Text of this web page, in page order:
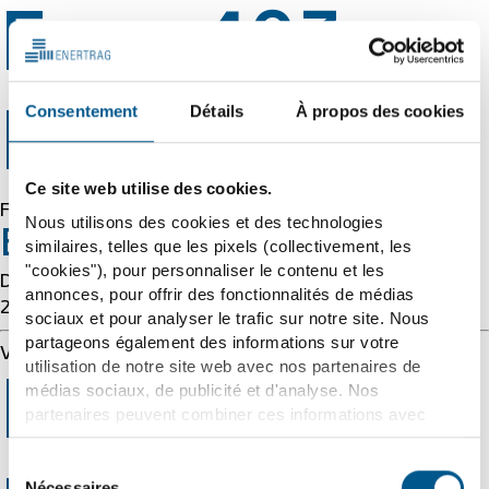
Consentement Détails À propos des cookies
Ce site web utilise des cookies.
Nous utilisons des cookies et des technologies
similaires, telles que les pixels (collectivement, les
"cookies"), pour personnaliser le contenu et les
annonces, pour offrir des fonctionnalités de médias
sociaux et pour analyser le trafic sur notre site. Nous
partageons également des informations sur votre
utilisation de notre site web avec nos partenaires de
médias sociaux, de publicité et d'analyse. Nos
partenaires peuvent combiner ces informations avec
d'autres données que vous leur avez fournies ou qu'ils
Error 403
Forbidden
Forbidden
Error 54113
Details: cache-cmh1290031-CMH 1786095498
2954180026
Varnish cache server
Error 403